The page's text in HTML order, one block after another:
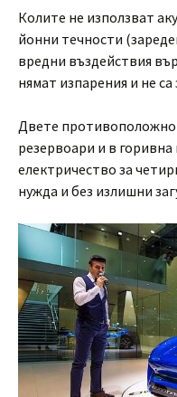
Колите не използват
йонни течности
вредни въздействия
нямат изпарения и не
Двете противоположно
резервоари и в горивна
електричество за
нужда и без излишни